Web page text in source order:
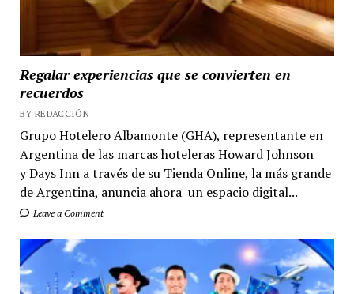
Regalar experiencias que se convierten en
recuerdos
BY REDACCIÓN
Grupo Hotelero Albamonte (GHA), representante en
Argentina de las marcas hoteleras Howard Johnson
y Days Inn a través de su Tienda Online, la más grande
de Argentina, anuncia ahora un espacio digital...
Leave a Comment